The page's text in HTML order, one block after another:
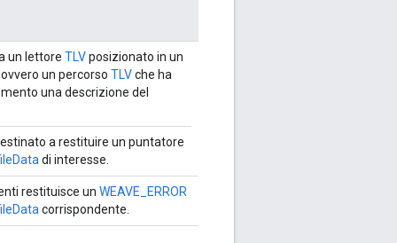
un lettore TLVposizionato in un
un percorso TLVche ha
una descrizione del
a restituire un puntatore
di interesse.
restituisce un WEAVE_ERROR
corrispondente.